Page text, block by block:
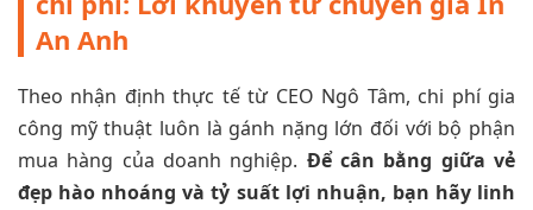
An Anh
Theo nhận định thực tế từ CEO Ngô Tâm, chi phí gia
công mỹ thuật luôn là gánh nặng lớn đối với bộ phận
mua hàng của doanh nghiệp. Để cân bằng giữa vẻ
đẹp hào nhoáng và tỷ suất lợi nhuận, bạn hãy linh